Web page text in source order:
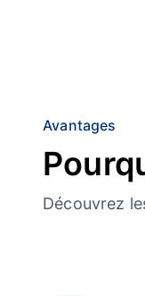
Avantages
Découvrez